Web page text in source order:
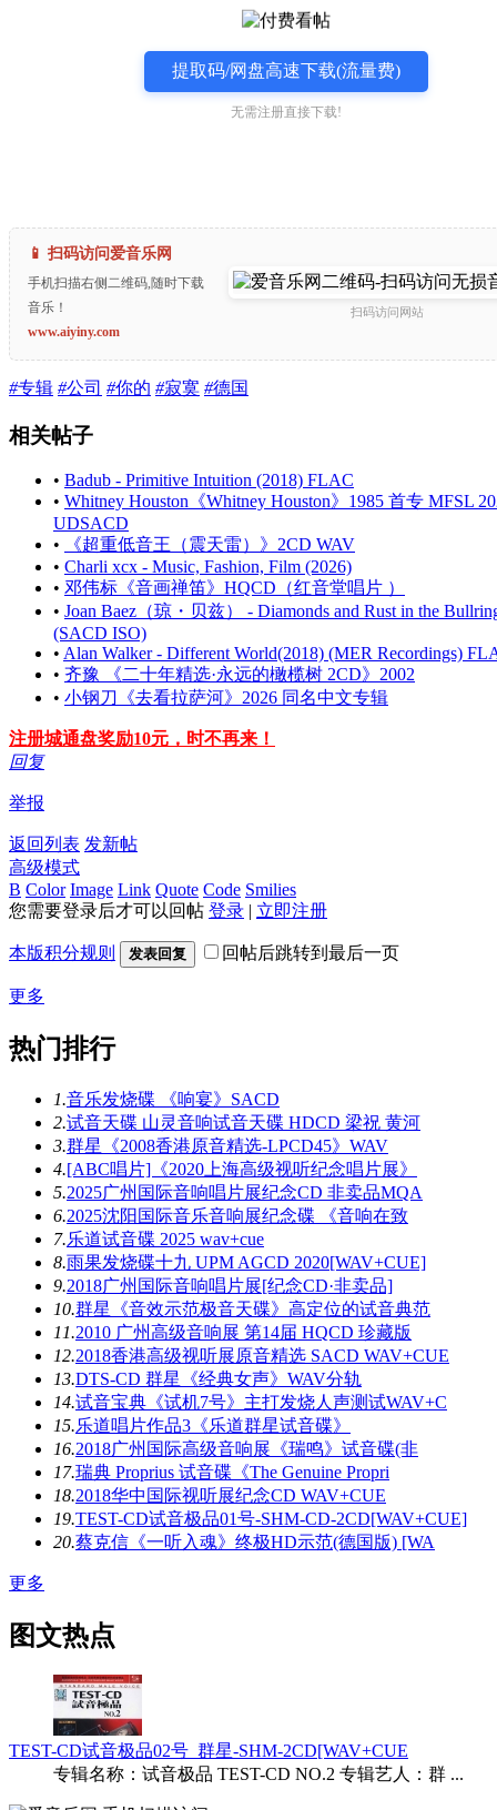
提取码/网盘高速下载(流量费)
无需注册直接下载!
📱 扫码访问爱音乐网
手机扫描右侧二维码,随时下载
音乐！
www.aiyiny.com
扫码访问网站
#专辑 #公司 #你的 #寂寞 #德国
相关帖子
• Badub - Primitive Intuition (2018) FLAC
• Whitney Houston《Whitney Houston》1985 首专 MFSL
UDSACD
•
《超重低音王（震天雷）》2CD WAV
• Charli xcx - Music, Fashion, Film (2026)
• 邓伟标《音画禅笛》HQCD（红音堂唱片 ）
• Joan Baez（琼・贝兹） - Diamonds and Rust in the
(SACD ISO)
• Alan Walker - Different World(2018) (MER Recordings)
• 齐豫 《二十年精选·永远的橄榄树 2CD》2002
• 小钢刀《去看拉萨河》2026 同名中文专辑
注册城通盘奖励10元，时不再来！
回复
举报
返回列表 发新帖
高级模式
B Color Image Link Quote Code Smilies
您需要登录后才可以回帖 登录 | 立即注册
本版积分规则 发表回复 回帖后跳转到最后一页
更多
热门排行
1.音乐发烧碟 《响宴》SACD
2.试音天碟 山灵音响试音天碟 HDCD 梁祝 黄河
3.群星《2008香港原音精选-LPCD45》WAV
4.[ABC唱片]《2020上海高级视听纪念唱片展》
5.2025广州国际音响唱片展纪念CD 非卖品MQA
6.2025沈阳国际音乐音响展纪念碟 《音响在致
7.乐道试音碟 2025 wav+cue
8.雨果发烧碟十九 UPM AGCD 2020[WAV+CUE]
9.2018广州国际音响唱片展[纪念CD·非卖品]
10.群星《音效示范极音天碟》高定位的试音典范
11.2010 广州高级音响展 第14届 HQCD 珍藏版
12.2018香港高级视听展原音精选 SACD WAV+CUE
13.DTS-CD 群星《经典女声》WAV分轨
14.试音宝典《试机7号》主打发烧人声测试WAV+C
15.乐道唱片作品3《乐道群星试音碟》
16.2018广州国际高级音响展《瑞鸣》试音碟(非
17.瑞典 Proprius 试音碟《The Genuine Propri
18.2018华中国际视听展纪念CD WAV+CUE
19.TEST-CD试音极品01号-SHM-CD-2CD[WAV+CUE]
20.蔡克信《一听入魂》终极HD示范(德国版) [WA
更多
图文热点
TEST-CD试音极品02号_群星-SHM-2CD[WAV+CUE
专辑名称：试音极品 TEST-CD NO.2 专辑艺人：群 ...